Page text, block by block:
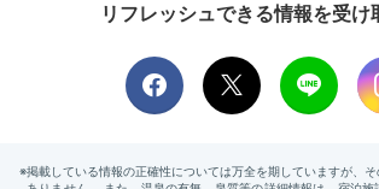
2日目
06:00
リフレッシュできる情報を受け